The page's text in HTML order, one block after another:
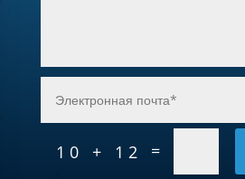
10 + 12 =